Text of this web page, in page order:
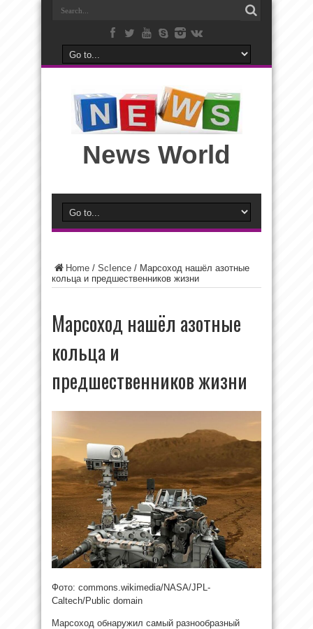
News World
Home / ScIence / Марсоход нашёл азотные
кольца и предшественников жизни
Марсоход нашёл азотные
кольца и
предшественников жизни
Фото: commons.wikimedia/NASA/JPL-
Caltech/Public domain
Марсоход обнаружил самый разнообразный